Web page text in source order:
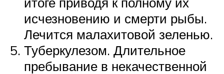
исчезновению и смерти рыбы.
Лечится малахитовой зеленью.
Туберкулезом. Длительное
пребывание в некачественной